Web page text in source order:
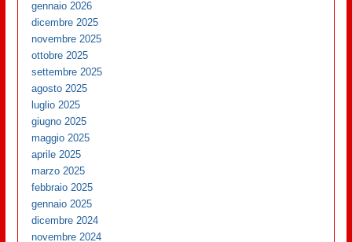
gennaio 2026
dicembre 2025
novembre 2025
ottobre 2025
settembre 2025
agosto 2025
luglio 2025
giugno 2025
maggio 2025
aprile 2025
marzo 2025
febbraio 2025
gennaio 2025
dicembre 2024
novembre 2024